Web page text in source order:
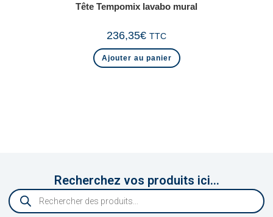
Tête Tempomix lavabo mural
236,35€ TTC
Ajouter au panier
Recherchez vos produits ici...